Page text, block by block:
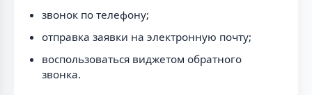
звонок по телефону;
отправка заявки на электронную почту;
воспользоваться виджетом обратного
звонка.